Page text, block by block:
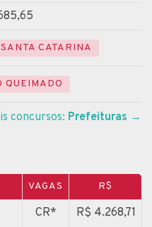
SANTA CATARINA
QUEIMADO
concursos: Prefeituras →
VAGAS R$
CR*
R$ 4.268,71